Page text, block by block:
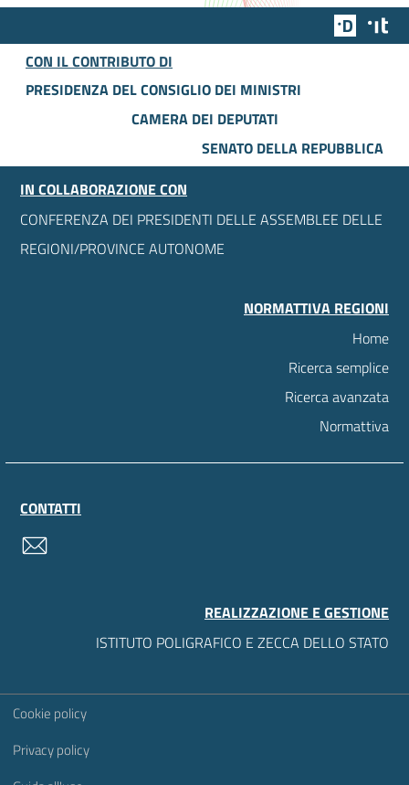
Team
CON IL CONTRIBUTO DI
PRESIDENZA DEL CONSIGLIO DEI MINISTRI
CAMERA DEI DEPUTATI
SENATO DELLA REPUBBLICA
IN COLLABORAZIONE CON
CONFERENZA DEI PRESIDENTI DELLE ASSEMBLEE DELLE
REGIONI/PROVINCE AUTONOME
NORMATTIVA REGIONI
Home
Ricerca semplice
Ricerca avanzata
Normattiva
CONTATTI
REALIZZAZIONE E GESTIONE
ISTITUTO POLIGRAFICO E ZECCA DELLO STATO
Sezione Link Utili
Cookie policy
Privacy policy